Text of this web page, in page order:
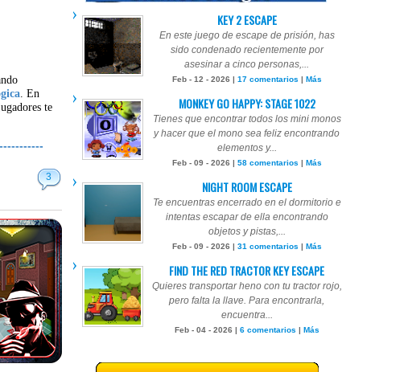
. En
te
3
KEY 2 ESCAPE
En este juego de escape de prisión, has
sido condenado recientemente por
asesinar a cinco personas,...
Feb - 12 - 2026 | 17 comentarios | Más
MONKEY GO HAPPY: STAGE 1022
Tienes que encontrar todos los mini monos
y hacer que el mono sea feliz encontrando
elementos y...
Feb - 09 - 2026 | 58 comentarios | Más
NIGHT ROOM ESCAPE
Te encuentras encerrado en el dormitorio e
intentas escapar de ella encontrando
objetos y pistas,...
Feb - 09 - 2026 | 31 comentarios | Más
FIND THE RED TRACTOR KEY ESCAPE
Quieres transportar heno con tu tractor rojo,
pero falta la llave. Para encontrarla,
encuentra...
Feb - 04 - 2026 | 6 comentarios | Más